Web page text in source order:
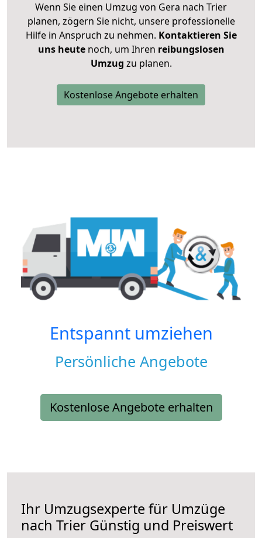
Wenn Sie einen Umzug von Gera nach Trier
planen, zögern Sie nicht, unsere professionelle
Hilfe in Anspruch zu nehmen. Kontaktieren Sie
uns heutenoch, um Ihren reibungslosen
Umzug zu planen.
Kostenlose Angebote erhalten
Entspannt umziehen
Persönliche Angebote
Kostenlose Angebote erhalten
Ihr Umzugsexperte für Umzüge
nach Trier Günstig und Preiswert